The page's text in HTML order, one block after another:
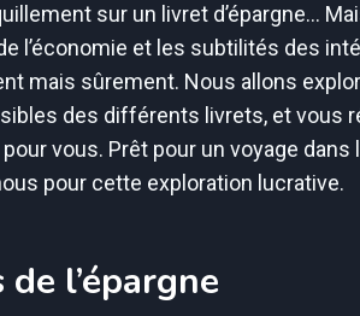
sur un livret d’épargne…
l’économie et les subtilités des
mais sûrement. Nous allons
des différents livrets, et vous
vous. Prêt pour un voyage dans
pour cette exploration lucrative.
l’épargne